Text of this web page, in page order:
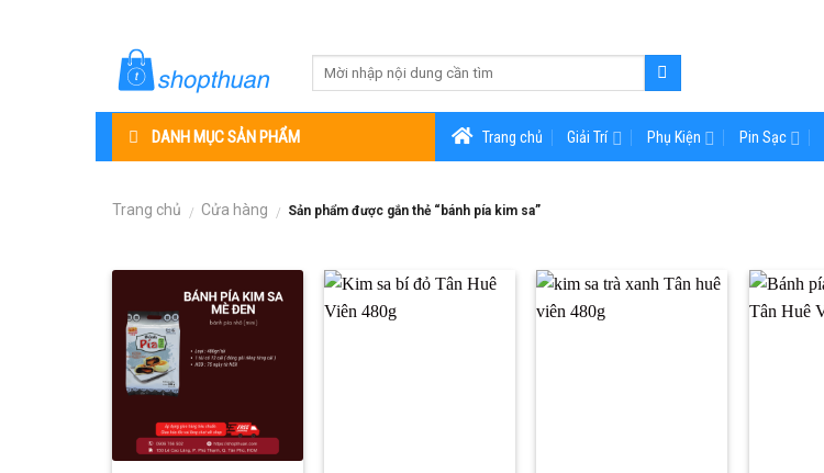
DANH MỤC SẢN PHẨM Trang chủ Giải Trí Phụ Kiện Pin Sạc
Trang chủ / Cửa hàng / Sản phẩm được gắn thẻ “bánh pía kim sa”